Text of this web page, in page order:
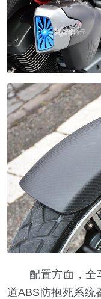
配置方面，全车
道ABS防抱死系统